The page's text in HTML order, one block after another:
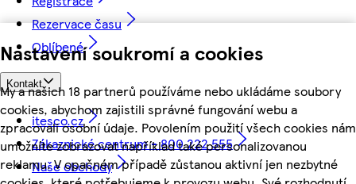
Nastavení soukromí a cookies
My a našich 18 partnerů používáme nebo ukládáme soubory
cookies, abychom zajistili správné fungování webu a
zpracovali osobní údaje. Povolením použití všech cookies nám
umožníte zobrazovat například také personalizovanou
reklamu. V opačném případě zůstanou aktivní jen nezbytné
Rezervace času
Oblíbené
Kontakt
itesco.cz
Zákaznické centrum - 800 222 555
Naše obchody